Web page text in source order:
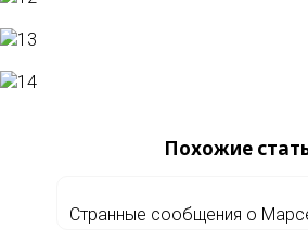
Похожие
Странные сообщения о